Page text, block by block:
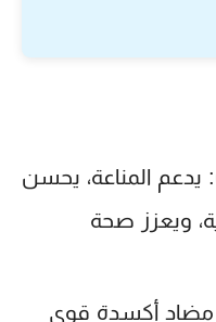
يدعم المناعة، يحسن
ويعزز صحة
مضاد أكسدة قوي